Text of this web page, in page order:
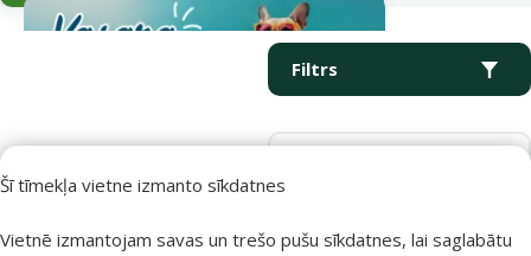
Šī tīmekļa vietne izmanto sīkdatnes
Vietnē izmantojam savas un trešo pušu sīkdatnes, lai saglabātu
Filtrs